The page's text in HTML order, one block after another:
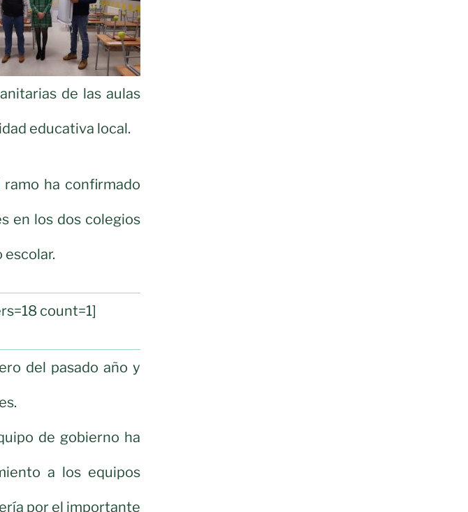
de las aulas
educativa local.
ha confirmado
en los dos colegios
escolar.
count=1]
del pasado año y
de gobierno ha
a los equipos
por el importante